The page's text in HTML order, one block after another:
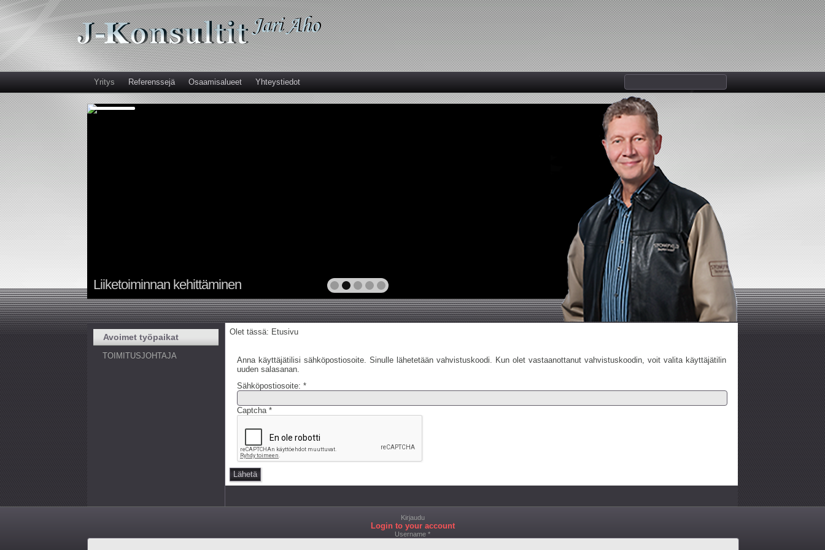
Liiketoiminnan kehittäminen
Yritys Referenssejä Osaamisalueet Yhteystiedot
Avoimet työpaikat
TOIMITUSJOHTAJA
Olet tässä: Etusivu
Anna käyttäjätilisi sähköpostiosoite. Sinulle lähetetään vahvistuskoodi. Kun olet vastaanottanut vahvistuskoodin, voit valita käyttäjätilin
uuden salasanan.
Sähköpostiosoite: *
Captcha*
Lähetä
Kirjaudu
Login to your account
Username *